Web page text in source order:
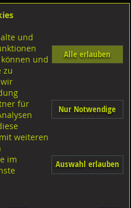
für Aussengewinde
und
und
zu
für
weiteren
im
Alle erlauben
Nur Notwendige
Auswahl erlauben